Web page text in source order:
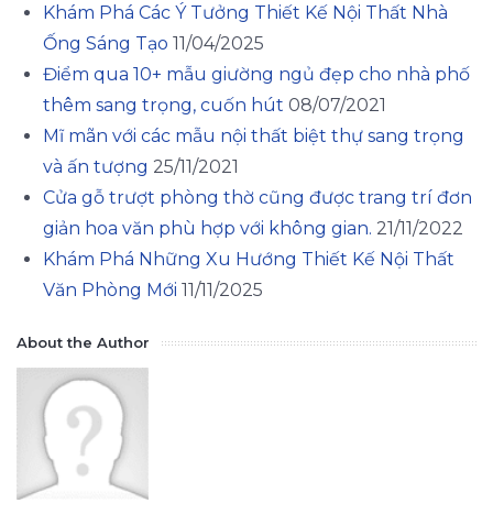
Khám Phá Các Ý Tưởng Thiết Kế Nội Thất Nhà
Ống Sáng Tạo 11/04/2025
Điểm qua 10+ mẫu giường ngủ đẹp cho nhà phố
thêm sang trọng, cuốn hút 08/07/2021
Mĩ mãn với các mẫu nội thất biệt thự sang trọng
và ấn tượng 25/11/2021
Cửa gỗ trượt phòng thờ cũng được trang trí đơn
giản hoa văn phù hợp với không gian. 21/11/2022
Khám Phá Những Xu Hướng Thiết Kế Nội Thất
Văn Phòng Mới 11/11/2025
About the Author